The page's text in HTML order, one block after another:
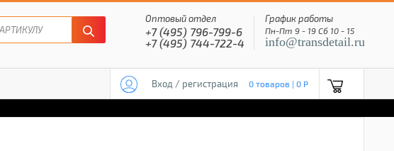
Оптовый отдел
+7 (495) 796-799-6
+7 (495) 744-722-4
График работы
Пн-Пт 9 - 19 Сб 10 - 15
info@transdetail.ru
Вход / регистрация 0 товаров | 0 P